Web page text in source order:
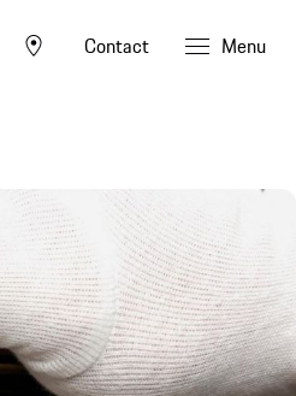
Contact Menu